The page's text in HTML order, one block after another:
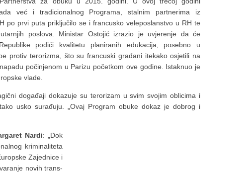
već i tradicionalnog Programa, stalnim partnerima iz
po prvi puta priključilo se i francusko veleposlanstvo u RH te
poslova. Ministar Ostojić izrazio je uvjerenje da će
podići kvalitetu planiranih edukacija, posebno u
protiv terorizma, što su francuski građani itekako osjetili na
počinjenom u Parizu početkom ove godine. Istaknuo je
vlade.
događaji dokazuje su terorizam u svim svojim oblicima i
usko surađuju. „Ovaj Program obuke dokaz je dobrog i
Nardi: „Dok
kriminaliteta
Zajednice i
novih trans-